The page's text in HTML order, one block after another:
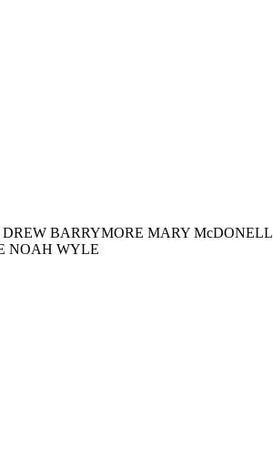
BARRYMORE MARY McDONELL
NOAH WYLE